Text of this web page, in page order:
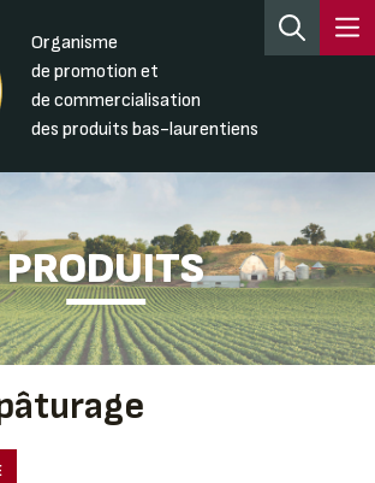
Organisme
de promotion et
de commercialisation
des produits bas-laurentiens
PRODUITS